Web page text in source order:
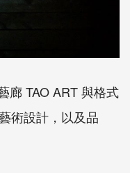
廊 TAO ART 與格式
術設計，以及品